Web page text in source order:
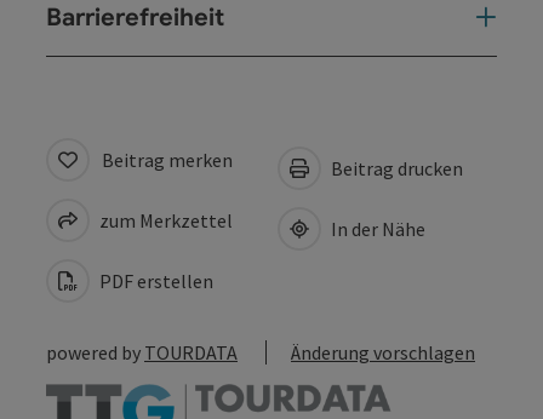
Barrierefreiheit
Beitrag merken
zum Merkzettel
PDF erstellen
Beitrag drucken
In der Nähe
powered by TOURDATA Änderung vorschlagen